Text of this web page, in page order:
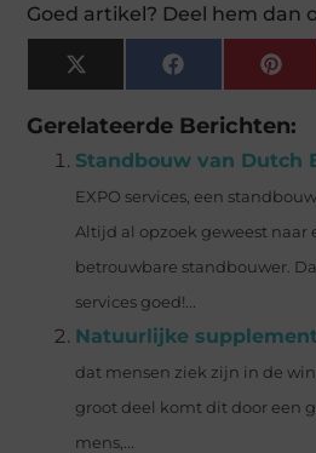
Goed artikel? Deel hem dan
X
(Twitter)
Facebook
Gerelateerde Berichten:
Standbouw van Dutch
EXPO services, een
Altijd al opzoek geweest naar
betrouwbare standbouwer.
services goed!...
Natuurlijke
dat mensen ziek zijn in de
groot deel komt dit door een
mens,...